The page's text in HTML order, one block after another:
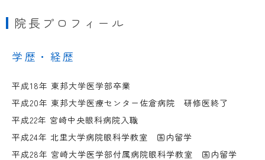
院長プロフィール
学歴・経歴
平成18年 東邦大学医学部卒業
平成20年 東邦大学医療センター佐倉病院 研修医終了
平成22年 宮崎中央眼科病院入職
平成24年 北里大学病院眼科学教室 国内留学
平成28年 宮崎大学医学部付属病院眼科学教室 国内留学